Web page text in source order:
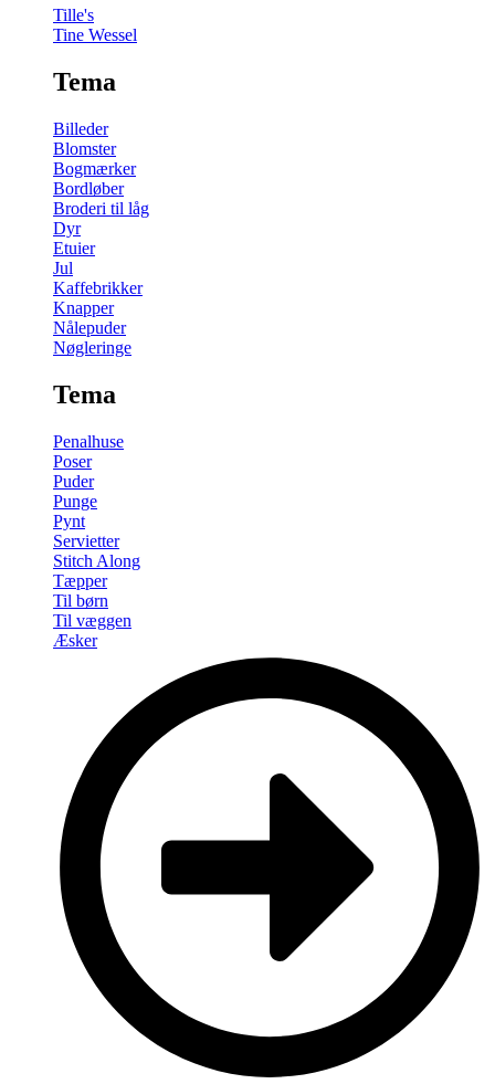
Tille's
Tine Wessel
Tema
Billeder
Blomster
Bogmærker
Bordløber
Broderi til låg
Dyr
Etuier
Jul
Kaffebrikker
Knapper
Nålepuder
Nøgleringe
Tema
Penalhuse
Poser
Puder
Punge
Pynt
Servietter
Stitch Along
Tæpper
Til børn
Til væggen
Æsker